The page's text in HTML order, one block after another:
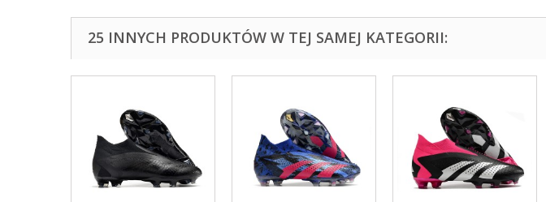
25 INNYCH PRODUKTÓW W TEJ SAMEJ KATEGORII: